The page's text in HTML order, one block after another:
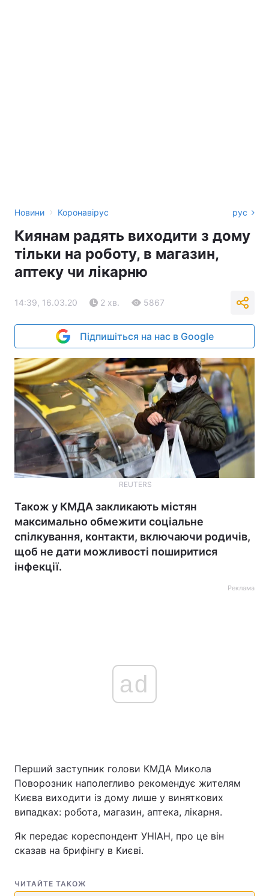
Новини › Коронавірус рус
Киянам радять виходити з дому
тільки на роботу, в магазин,
аптеку чи лікарню
14:39, 16.03.20 2 хв. 5867
Підпишіться на нас в Google
REUTERS
Також у КМДА закликають містян
максимально обмежити соціальне
спілкування, контакти, включаючи родичів,
щоб не дати можливості поширитися
інфекції.
Реклама
ad
Перший заступник голови КМДА Микола
Поворозник наполегливо рекомендує жителям
Києва виходити із дому лише у виняткових
випадках: робота, магазин, аптека, лікарня.
Як передає кореспондент УНІАН, про це він
сказав на брифінгу в Києві.
ЧИТАЙТЕ ТАКОЖ